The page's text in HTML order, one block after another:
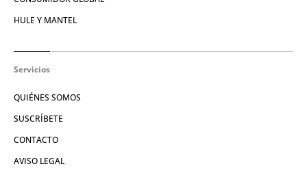
HULE Y MANTEL
Servicios
QUIÉNES SOMOS
SUSCRÍBETE
CONTACTO
AVISO LEGAL